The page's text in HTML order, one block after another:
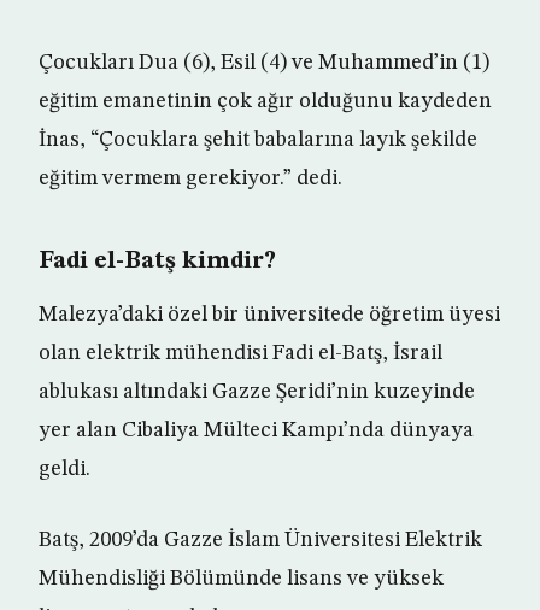
Çocukları Dua (6), Esil (4) ve Muhammed’in (1)
eğitim emanetinin çok ağır olduğunu kaydeden
İnas, “Çocuklara şehit babalarına layık şekilde
eğitim vermem gerekiyor.” dedi.
Fadi el-Batş kimdir?
Malezya’daki özel bir üniversitede öğretim üyesi
olan elektrik mühendisi Fadi el-Batş, İsrail
ablukası altındaki Gazze Şeridi’nin kuzeyinde
yer alan Cibaliya Mülteci Kampı’nda dünyaya
geldi.
Batş, 2009’da Gazze İslam Üniversitesi Elektrik
Mühendisliği Bölümünde lisans ve yüksek